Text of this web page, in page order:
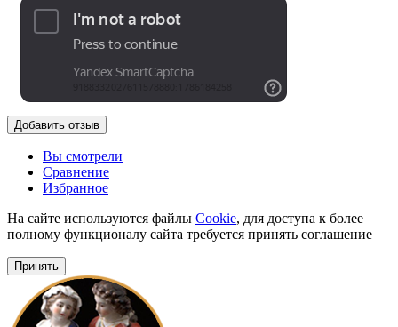
Добавить отзыв
Вы смотрели
Сравнение
Избранное
На сайте используются файлы Cookie, для доступа к более
полному функционалу сайта требуется принять соглашение
Принять